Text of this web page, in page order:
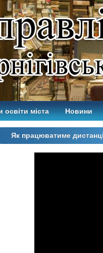
освіти міста Новини
Як працюватиме